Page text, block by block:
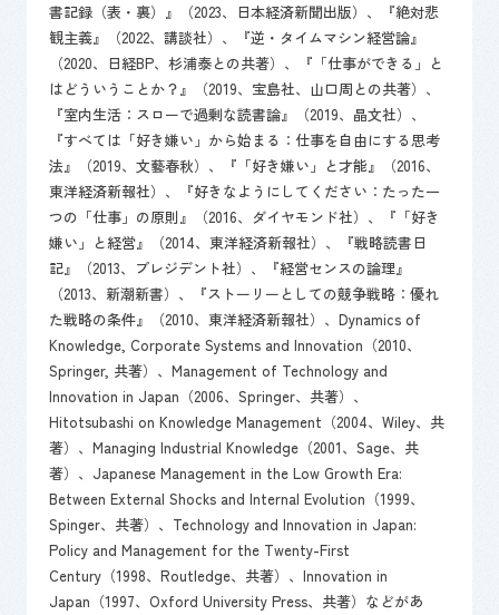
書記録（表・裏）』（2023、日本経済新聞出版）、『絶対悲
観主義』（2022、講談社）、『逆・タイムマシン経営論』
（2020、日経BP、杉浦泰との共著）、『「仕事ができる」と
はどういうことか？』（2019、宝島社、山口周との共著）、
『室内生活：スローで過剰な読書論』（2019、晶文社）、
『すべては「好き嫌い」から始まる：仕事を自由にする思考
法』（2019、文藝春秋）、『「好き嫌い」と才能』（2016、
東洋経済新報社）、『好きなようにしてください：たった一
つの「仕事」の原則』（2016、ダイヤモンド社）、『「好き
嫌い」と経営』（2014、東洋経済新報社）、『戦略読書日
記』（2013、プレジデント社）、『経営センスの論理』
（2013、新潮新書）、『ストーリーとしての競争戦略：優れ
た戦略の条件』（2010、東洋経済新報社）、Dynamics of
Knowledge, Corporate Systems and Innovation（2010、
Springer, 共著）、Management of Technology and
Innovation in Japan（2006、Springer、共著）、
Hitotsubashi on Knowledge Management（2004、Wiley、共
著）、Managing Industrial Knowledge（2001、Sage、共
著）、Japanese Management in the Low Growth Era:
Between External Shocks and Internal Evolution（1999、
Spinger、共著）、Technology and Innovation in Japan:
Policy and Management for the Twenty-First
Century（1998、Routledge、共著）、Innovation in
Japan（1997、Oxford University Press、共著）などがあ